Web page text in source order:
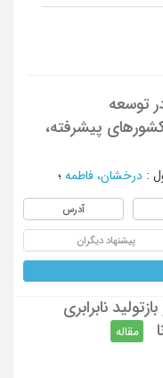
توسعه
پیشرفته،
: درخشان، فاطمه ؛
آدرس
پیشنهاد دیگران
نابرابری
مقاله